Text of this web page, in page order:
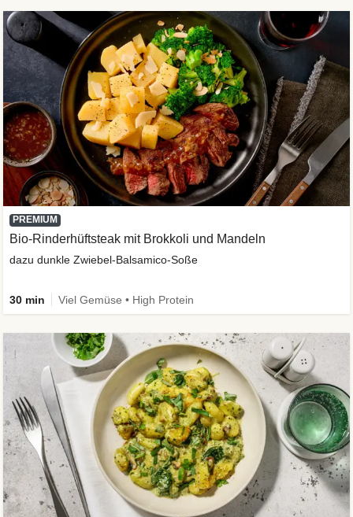
PREMIUM
Bio-Rinderhüftsteak mit Brokkoli und Mandeln
dazu dunkle Zwiebel-Balsamico-Soße
30 min Viel Gemüse • High Protein